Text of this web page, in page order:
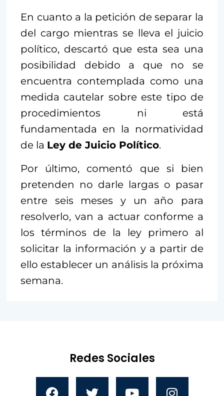
En cuanto a la petición de separar la
del cargo mientras se lleva el juicio
político, descartó que esta sea una
posibilidad debido a que no se
encuentra contemplada como una
medida cautelar sobre este tipo de
procedimientos ni está
fundamentada en la normatividad
de la Ley de Juicio Político.
Por último, comentó que si bien
pretenden no darle largas o pasar
entre seis meses y un año para
resolverlo, van a actuar conforme a
los términos de la ley primero al
solicitar la información y a partir de
ello establecer un análisis la próxima
semana.
Redes Sociales